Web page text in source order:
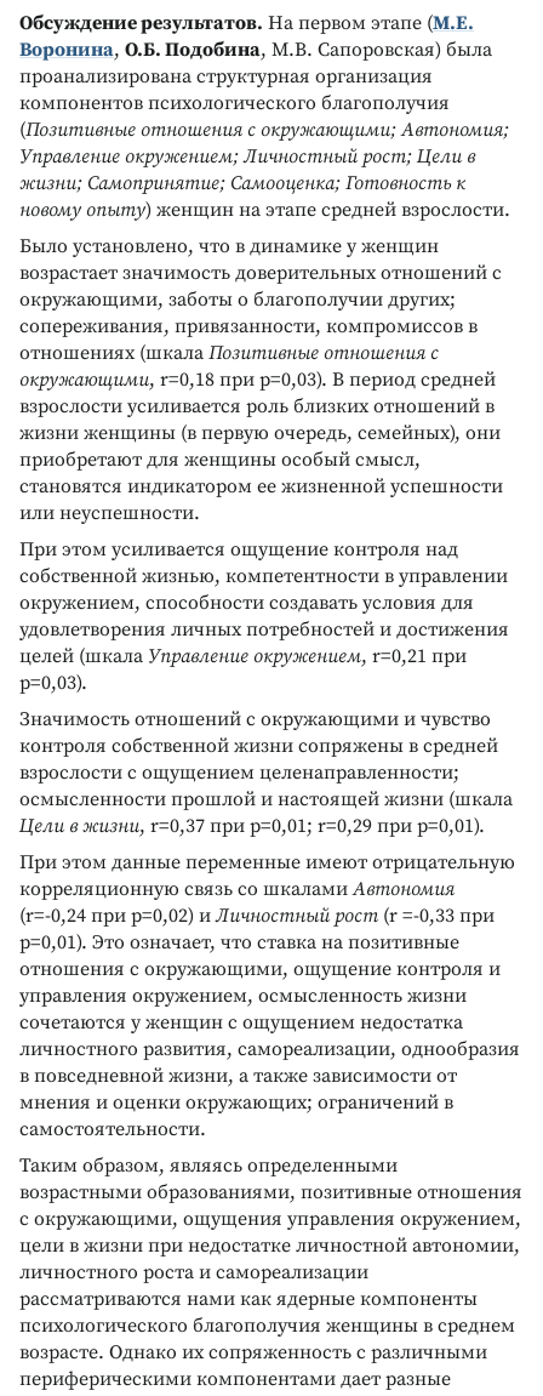
Обсуждение результатов. На первом этапе (М.Е.
Воронина, О.Б. Подобина, М.В. Сапоровская) была
проанализирована структурная организация
компонентов психологического благополучия
(Позитивные отношения с окружающими; Автономия;
Управление окружением; Личностный рост; Цели в
жизни; Самопринятие; Самооценка; Готовность к
новому опыту) женщин на этапе средней взрослости.
Было установлено, что в динамике у женщин
возрастает значимость доверительных отношений с
окружающими, заботы о благополучии других;
сопереживания, привязанности, компромиссов в
отношениях (шкала Позитивные отношения с
окружающими, r=0,18 при p=0,03). В период средней
взрослости усиливается роль близких отношений в
жизни женщины (в первую очередь, семейных), они
приобретают для женщины особый смысл,
становятся индикатором ее жизненной успешности
или неуспешности.
При этом усиливается ощущение контроля над
собственной жизнью, компетентности в управлении
окружением, способности создавать условия для
удовлетворения личных потребностей и достижения
целей (шкала Управление окружением, r=0,21 при
p=0,03).
Значимость отношений с окружающими и чувство
контроля собственной жизни сопряжены в средней
взрослости с ощущением целенаправленности;
осмысленности прошлой и настоящей жизни (шкала
Цели в жизни, r=0,37 при p=0,01; r=0,29 при p=0,01).
При этом данные переменные имеют отрицательную
корреляционную связь со шкаламиАвтономия
(r=-0,24 при p=0,02) иЛичностный рост (r =-0,33 при
p=0,01). Это означает, что ставка на позитивные
отношения с окружающими, ощущение контроля и
управления окружением, осмысленность жизни
сочетаются у женщин с ощущением недостатка
личностного развития, самореализации, однообразия
в повседневной жизни, а также зависимости от
мнения и оценки окружающих; ограничений в
самостоятельности.
Таким образом, являясь определенными
возрастными образованиями, позитивные отношения
с окружающими, ощущения управления окружением,
цели в жизни при недостатке личностной автономии,
личностного роста и самореализации
рассматриваются нами как ядерные компоненты
психологического благополучия женщины в среднем
возрасте. Однако их сопряженность с различными
периферическими компонентами дает разные